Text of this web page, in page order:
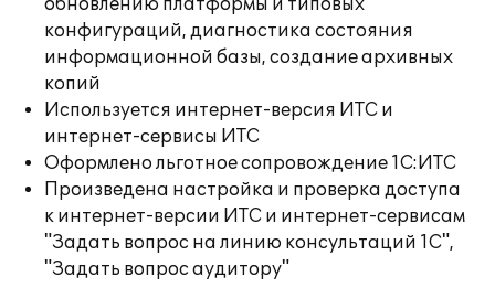
обновлению платформы и типовых
конфигураций, диагностика состояния
информационной базы, создание архивных
копий
Используется интернет-версия ИТС и
интернет-сервисы ИТС
Оформлено льготное сопровождение 1С:ИТС
Произведена настройка и проверка доступа
к интернет-версии ИТС и интернет-сервисам
"Задать вопрос на линию консультаций 1С",
"Задать вопрос аудитору"